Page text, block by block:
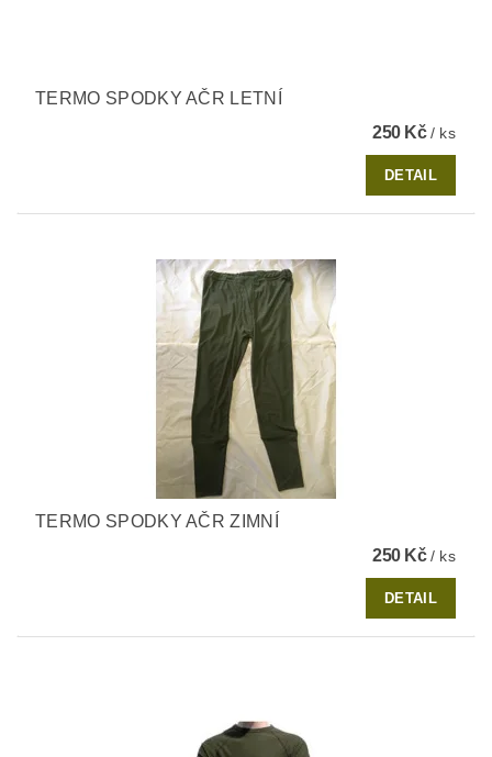
TERMO SPODKY AČR LETNÍ
250 Kč/ ks
DETAIL
TERMO SPODKY AČR ZIMNÍ
250 Kč/ ks
DETAIL